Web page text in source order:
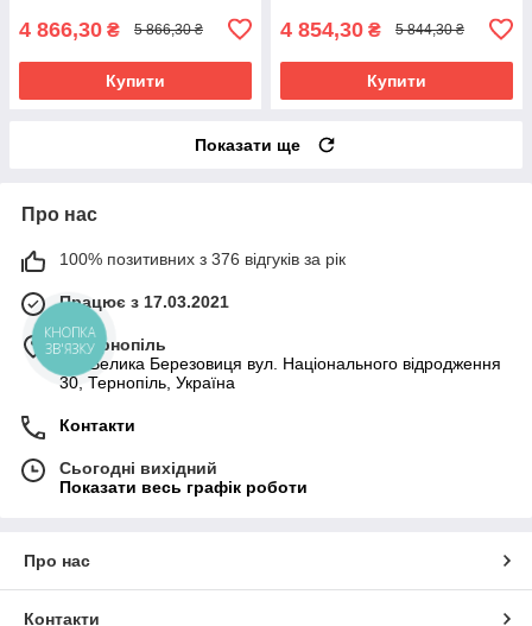
4 866,30 ₴ 5 866,30 ₴
Купити
4 854,30 ₴ 5 844,30 ₴
Купити
Показати ще
Про нас
100% позитивних з 376 відгуків за рік
Працює з 17.03.2021
м. Тернопіль
смт.Велика Березовиця вул. Національного відродження
30, Тернопіль, Україна
Контакти
Сьогодні вихідний
Показати весь графік роботи
Про нас
Контакти
КНОПКА
ЗВ'ЯЗКУ